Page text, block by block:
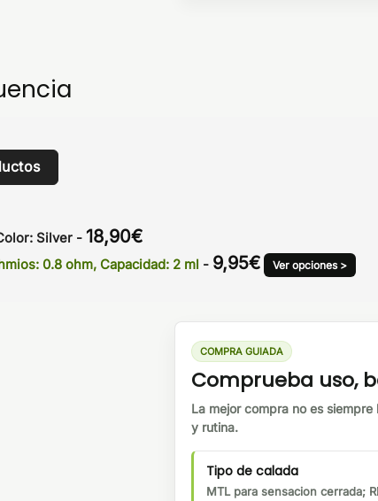
Silver - 18,90€
0.8 ohm, Capacidad: 2 ml - 9,95€ Ver opciones >
COMPRA GUIADA
Comprueba uso,
La mejor compra no es
y rutina.
Tipo de calada
MTL para sensacion cerrada;